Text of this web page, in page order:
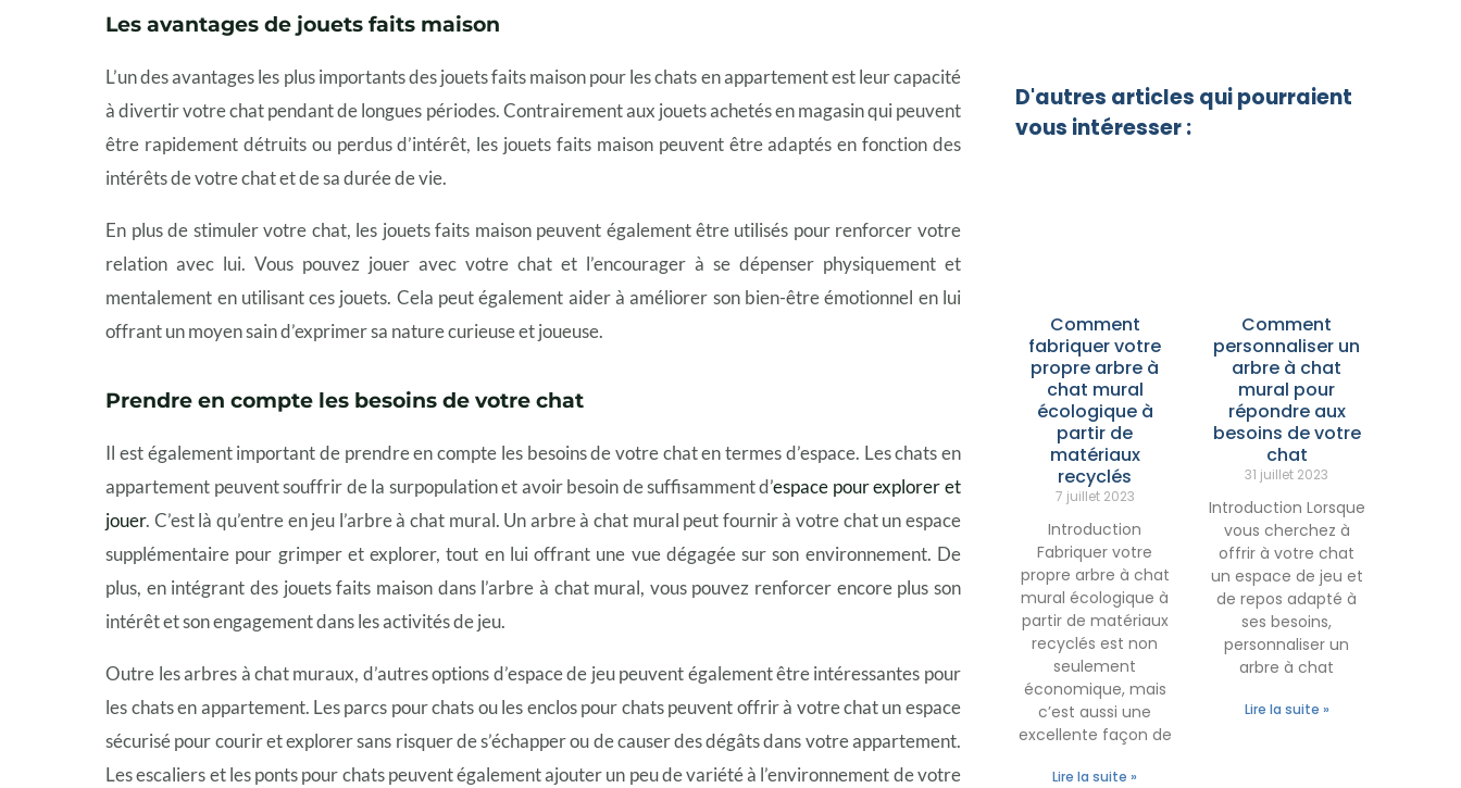
Les avantages de jouets faits maison
L’un des avantages les plus importants des jouets faits maison pour les chats en appartement est leur capacité
à divertir votre chat pendant de longues périodes. Contrairement aux jouets achetés en magasin qui peuvent
être rapidement détruits ou perdus d’intérêt, les jouets faits maison peuvent être adaptés en fonction des
intérêts de votre chat et de sa durée de vie.
En plus de stimuler votre chat, les jouets faits maison peuvent également être utilisés pour renforcer votre
relation avec lui. Vous pouvez jouer avec votre chat et l’encourager à se dépenser physiquement et
mentalement en utilisant ces jouets. Cela peut également aider à améliorer son bien-être émotionnel en lui
offrant un moyen sain d’exprimer sa nature curieuse et joueuse.
Prendre en compte les besoins de votre chat
Il est également important de prendre en compte les besoins de votre chat en termes d’espace. Les chats en
appartement peuvent souffrir de la surpopulation et avoir besoin de suffisamment d’espace pour explorer et
jouer. C’est là qu’entre en jeu l’arbre à chat mural. Un arbre à chat mural peut fournir à votre chat un espace
supplémentaire pour grimper et explorer, tout en lui offrant une vue dégagée sur son environnement. De
plus, en intégrant des jouets faits maison dans l’arbre à chat mural, vous pouvez renforcer encore plus son
intérêt et son engagement dans les activités de jeu.
Outre les arbres à chat muraux, d’autres options d’espace de jeu peuvent également être intéressantes pour
les chats en appartement. Les parcs pour chats ou les enclos pour chats peuvent offrir à votre chat un espace
sécurisé pour courir et explorer sans risquer de s’échapper ou de causer des dégâts dans votre appartement.
Les escaliers et les ponts pour chats peuvent également ajouter un peu de variété à l’environnement de votre
D'autres articles qui pourraient
vous intéresser :
Comment
fabriquer votre
propre arbre à
chat mural
écologique à
partir de
matériaux
recyclés
7 juillet 2023
Introduction
Fabriquer votre
propre arbre à chat
mural écologique à
partir de matériaux
recyclés est non
seulement
économique, mais
c’est aussi une
excellente façon de
Lire la suite »
Comment
personnaliser un
arbre à chat
mural pour
répondre aux
besoins de votre
chat
31 juillet 2023
Introduction Lorsque
vous cherchez à
offrir à votre chat
un espace de jeu et
de repos adapté à
ses besoins,
personnaliser un
arbre à chat
Lire la suite »